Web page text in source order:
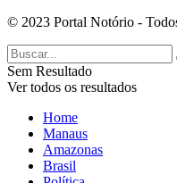
© 2023 Portal Notório -
Sem Resultado
Ver todos os resultados
Home
Manaus
Amazonas
Brasil